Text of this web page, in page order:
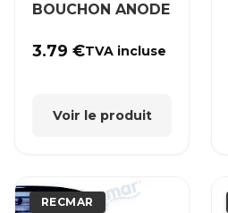
BOUCHON ANODE
3.79€TVA incluse
Voir le produit
RECMAR